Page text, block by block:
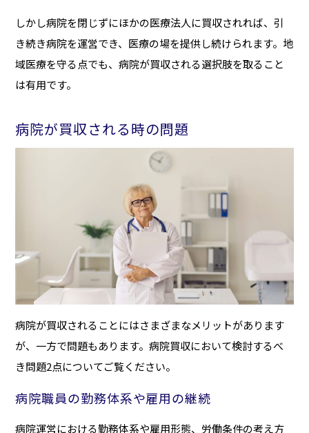
しかし病院を閉じずにほかの医療法人に買収されれば、引
き続き病院を運営でき、医療の場を提供し続けられます。地
域医療を守る点でも、病院が買収される選択肢を取ること
は有用です。
病院が買収される時の問題
病院が買収されることにはさまざまなメリットがあります
が、一方で問題もあります。病院買収において検討するべ
き問題2点についてご覧ください。
病院職員の勤務体系や雇用の継続
病院運営における勤務体系や雇用形態、労働条件の考え方